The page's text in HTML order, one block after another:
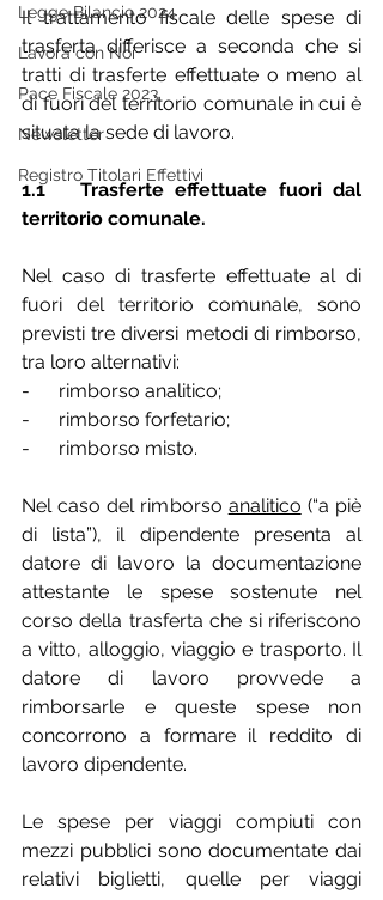
Legge Bilancio 2024
Lavora con Noi
Pace Fiscale 2023
Newsletter
Registro Titolari Effettivi
Il trattamento fiscale delle spese di
trasferta differisce a seconda che si
tratti di trasferte effettuate o meno al
di fuori del territorio comunale in cui è
situata la sede di lavoro.
1.1   Trasferte effettuate fuori dal
territorio comunale.
Nel caso di trasferte effettuate al di
fuori del territorio comunale, sono
previsti tre diversi metodi di rimborso,
tra loro alternativi:
-      rimborso analitico;
-      rimborso forfetario;
-      rimborso misto.
Nel caso del rimborso analitico (“a piè
di lista”), il dipendente presenta al
datore di lavoro la documentazione
attestante le spese sostenute nel
corso della trasferta che si riferiscono
a vitto, alloggio, viaggio e trasporto. Il
datore di lavoro provvede a
rimborsarle e queste spese non
concorrono a formare il reddito di
lavoro dipendente.
Le spese per viaggi compiuti con
mezzi pubblici sono documentate dai
relativi biglietti, quelle per viaggi